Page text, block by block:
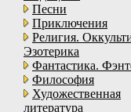
Песни
Приключения
Религия.
Эзотерика
Фантастика.
Философия
Художественная
литература